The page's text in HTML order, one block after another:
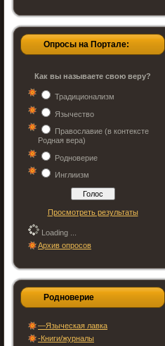
Опросы на Портале:
Как вы называете свою веру?
Традиционализм
Язычество
Православие (в контексте
Родная вера)
Родноверие
Инглиизм
Просмотреть результаты
Loading ...
Архив опросов
Родноверие
—Языческая лавка
-Книги/журналы